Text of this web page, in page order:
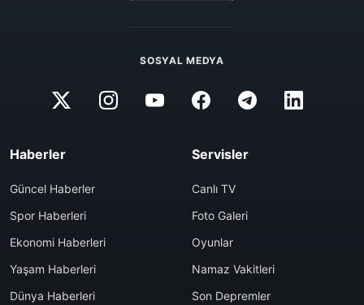
SOSYAL MEDYA
Haberler
Güncel Haberler
Spor Haberleri
Ekonomi Haberleri
Yaşam Haberleri
Dünya Haberleri
Servisler
Canlı TV
Foto Galeri
Oyunlar
Namaz Vakitleri
Son Depremler